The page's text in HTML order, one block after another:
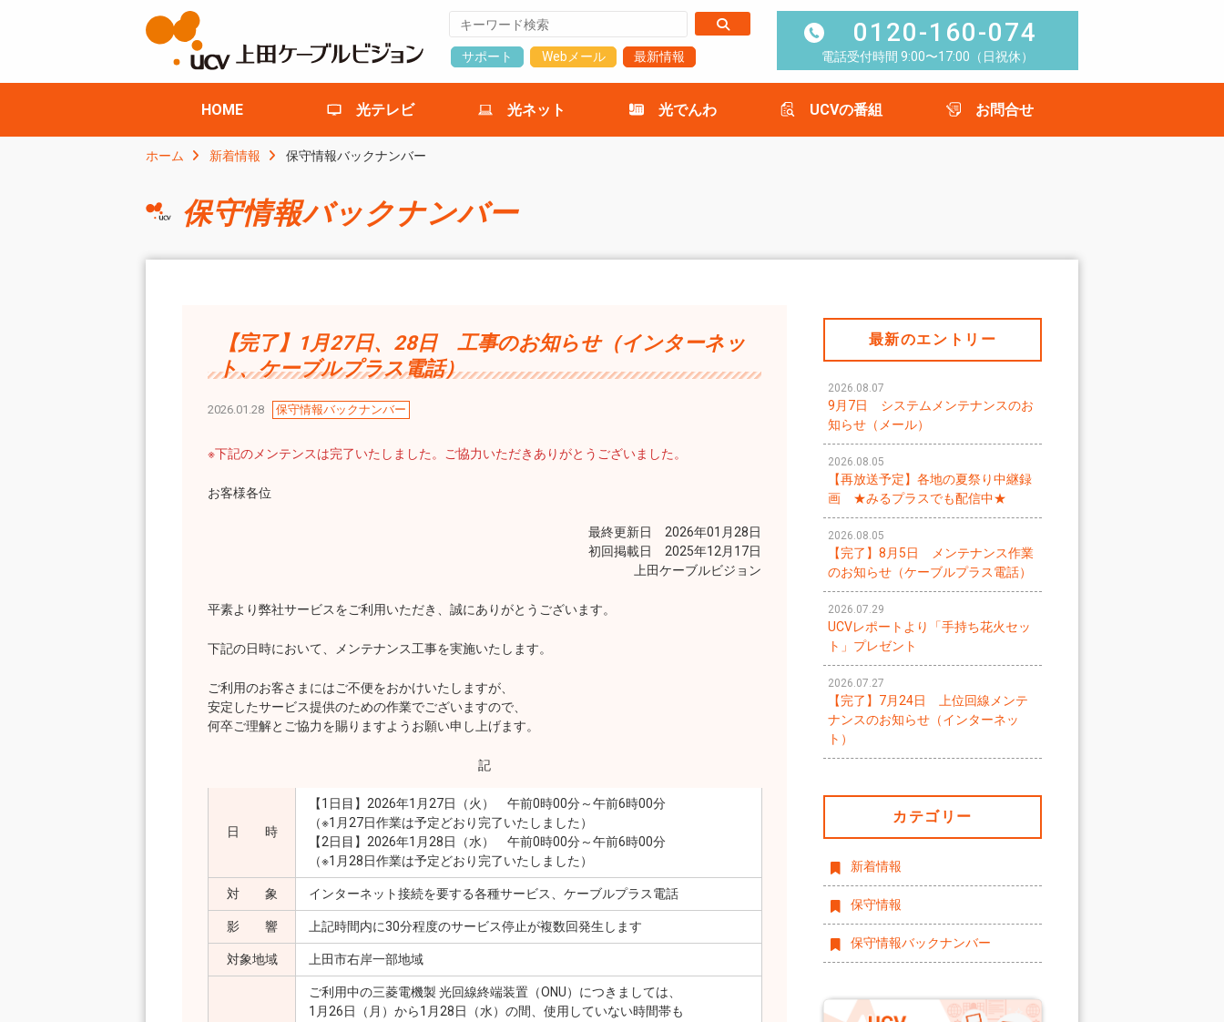
サポート Webメール 最新情報
0120-160-074
電話受付時間 9:00〜17:00（日祝休）
HOME 光テレビ 光ネット 光でんわ UCVの番組 お問合せ
ホーム 新着情報 保守情報バックナンバー
保守情報バックナンバー
【完了】1月27日、28日 工事のお知らせ（インターネッ
ト、ケーブルプラス電話）
2026.01.28 保守情報バックナンバー
※下記のメンテンスは完了いたしました。ご協力いただきありがとうございました。
お客様各位
最終更新日 2026年01月28日
初回掲載日 2025年12月17日
上田ケーブルビジョン
平素より弊社サービスをご利用いただき、誠にありがとうございます。
下記の日時において、メンテナンス工事を実施いたします。
ご利用のお客さまにはご不便をおかけいたしますが、
安定したサービス提供のための作業でございますので、
何卒ご理解とご協力を賜りますようお願い申し上げます。
記
日 時
【1日目】2026年1月27日（火） 午前0時00分～午前6時00分
（※1月27日作業は予定どおり完了いたしました）
【2日目】2026年1月28日（水） 午前0時00分～午前6時00分
（※1月28日作業は予定どおり完了いたしました）
対 象 インターネット接続を要する各種サービス、ケーブルプラス電話
影 響 上記時間内に30分程度のサービス停止が複数回発生します
対象地域 上田市右岸一部地域
ご利用中の三菱電機製 光回線終端装置（ONU）につきましては、
1月26日（月）から1月28日（水）の間、使用していない時間帯も
最新のエントリー
2026.08.07
9月7日 システムメンテナンスのお
知らせ（メール）
2026.08.05
【再放送予定】各地の夏祭り中継録
画 ★みるプラスでも配信中★
2026.08.05
【完了】8月5日 メンテナンス作業
のお知らせ（ケーブルプラス電話）
2026.07.29
UCVレポートより「手持ち花火セッ
ト」プレゼント
2026.07.27
【完了】7月24日 上位回線メンテ
ナンスのお知らせ（インターネッ
ト）
カテゴリー
新着情報
保守情報
保守情報バックナンバー